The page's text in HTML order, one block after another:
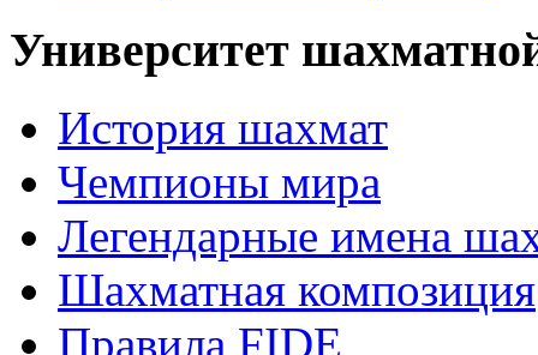
Университет
История шахмат
Чемпионы мира
Легендарные имена
Шахматная композиция
Правила FIDE